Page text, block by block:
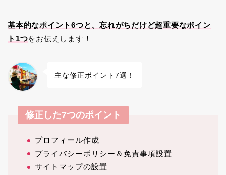
基本的なポイント6つと、忘れがちだけど超重要なポイン
ト1つをお伝えします！
主な修正ポイント7選！
修正した7つのポイント
プロフィール作成
プライバシーポリシー＆免責事項設置
サイトマップの設置